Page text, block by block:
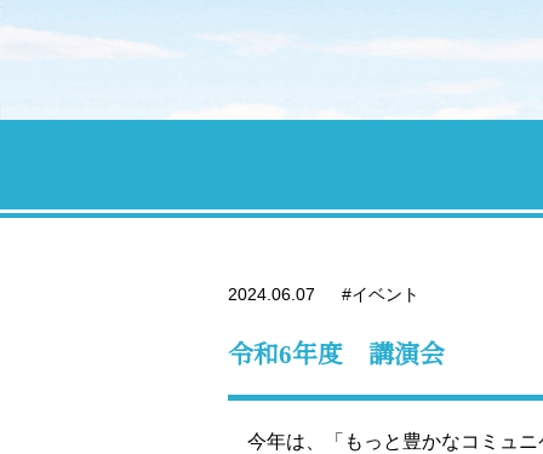
2024.06.07 #イベント
令和6年度 講演会
今年は、「もっと豊かなコミュニ